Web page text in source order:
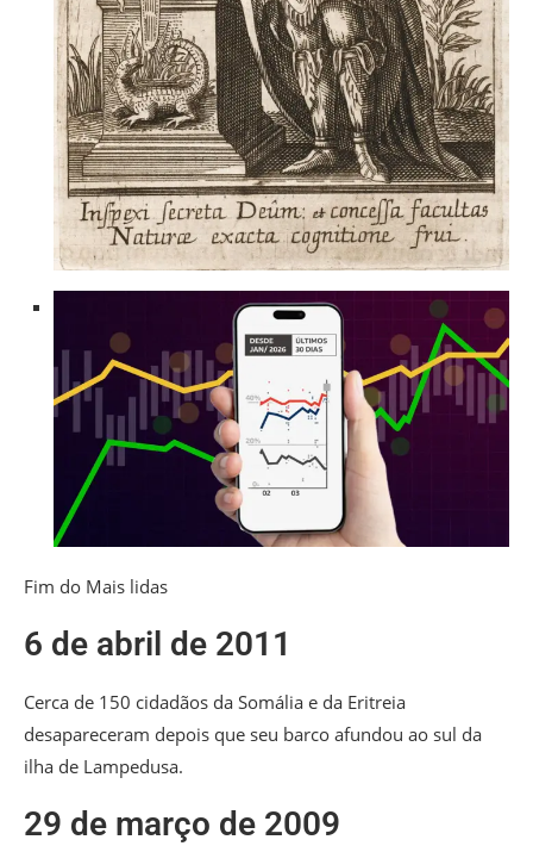
Fim do Mais lidas
6 de abril de 2011
Cerca de 150 cidadãos da Somália e da Eritreia
desapareceram depois que seu barco afundou ao sul da
ilha de Lampedusa.
29 de março de 2009